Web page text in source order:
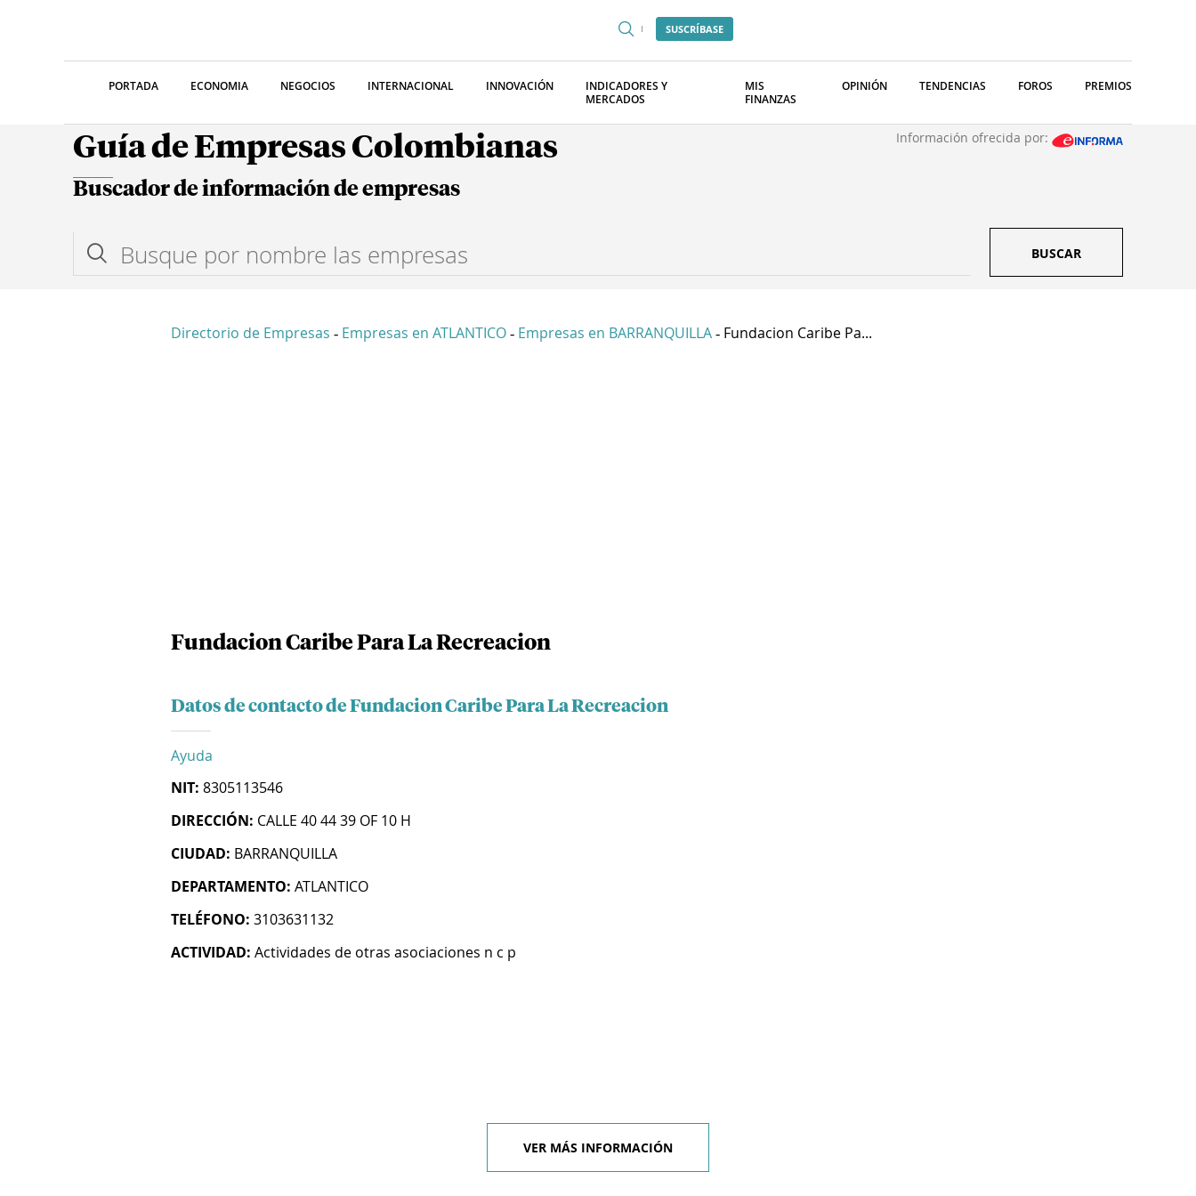
SUSCRÍBASE
PORTADA ECONOMIA NEGOCIOS INTERNACIONAL INNOVACIÓN
INDICADORES Y
MERCADOS
MIS
FINANZAS
OPINIÓN TENDENCIAS FOROS PREMIOS
Guía de Empresas Colombianas Información ofrecida por:
Buscador de información de empresas
BUSCAR
Directorio de Empresas - Empresas en ATLANTICO - Empresas en BARRANQUILLA - Fundacion Caribe Pa...
Fundacion Caribe Para La Recreacion
Datos de contacto de Fundacion Caribe Para La Recreacion
Ayuda
NIT: 8305113546
DIRECCIÓN: CALLE 40 44 39 OF 10 H
CIUDAD: BARRANQUILLA
DEPARTAMENTO: ATLANTICO
TELÉFONO: 3103631132
ACTIVIDAD: Actividades de otras asociaciones n c p
VER MÁS INFORMACIÓN